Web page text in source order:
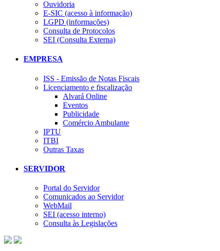
Ouvidoria
E-SIC (acesso à informação)
LGPD (informações)
Consulta de Protocolos
SEI (Consulta Externa)
EMPRESA
ISS - Emissão de Notas Fiscais
Licenciamento e fiscalização
Alvará Online
Eventos
Publicidade
Comércio Ambulante
IPTU
ITBI
Outras Taxas
SERVIDOR
Portal do Servidor
Comunicados ao Servidor
WebMail
SEI (acesso interno)
Consulta às Legislações